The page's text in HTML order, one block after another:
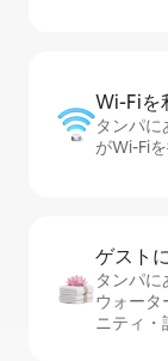
Wi-Fiを
タンパ
がWi-Fi
ゲスト
タンパに
ウォータ
ニティ・